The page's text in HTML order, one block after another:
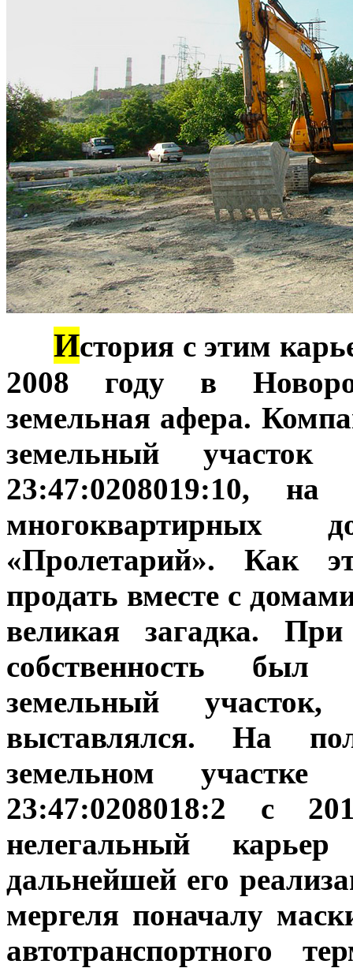
История с этим
2008 году в
земельная афера.
земельный
23:47:0208019:10,
многоквартирных
«Пролетарий». Как
продать вместе с
великая загадка.
собственность был
земельный
выставлялся. На
земельном
23:47:0208018:2 с
нелегальный
дальнейшей его
мергеля поначалу
автотранспортного